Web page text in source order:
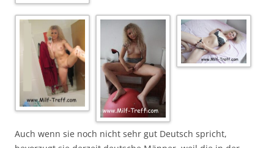
Auch wenn sie noch nicht sehr gut Deutsch spricht,